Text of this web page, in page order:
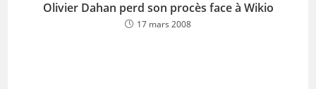
Olivier Dahan perd son procès face à Wikio
17 mars 2008